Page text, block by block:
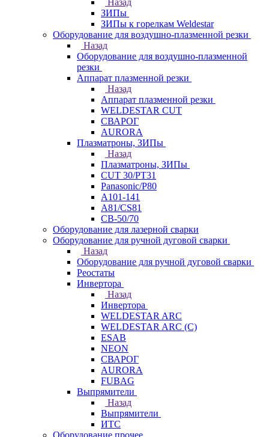
Назад
ЗИПы
ЗИПы к горелкам Weldestar
Оборудование для воздушно-плазменной резки
Назад
Оборудование для воздушно-плазменной
резки
Аппарат плазменной резки
Назад
Аппарат плазменной резки
WELDESTAR CUT
СВАРОГ
AURORA
Плазматроны, ЗИПы
Назад
Плазматроны, ЗИПы
CUT 30/PT31
Panasonic/P80
А101-141
А81/CS81
СВ-50/70
Оборудование для лазерной сварки
Оборудование для ручной дуговой сварки
Назад
Оборудование для ручной дуговой сварки
Реостаты
Инвертора
Назад
Инвертора
WELDESTAR ARC
WELDESTAR ARC (С)
ESAB
NEON
СВАРОГ
AURORA
FUBAG
Выпрямители
Назад
Выпрямители
ИТС
Оборудование прочее